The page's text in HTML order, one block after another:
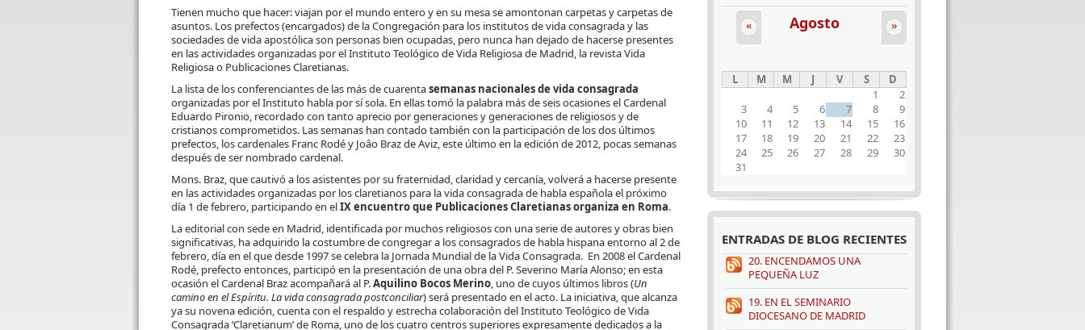
Tienen mucho que hacer: viajan por el mundo entero y en su mesa se amontonan carpetas y carpetas de
asuntos. Los prefectos (encargados) de la Congregación para los institutos de vida consagrada y las
sociedades de vida apostólica son personas bien ocupadas, pero nunca han dejado de hacerse presentes
en las actividades organizadas por el Instituto Teológico de Vida Religiosa de Madrid, la revista Vida
Religiosa o Publicaciones Claretianas.
La lista de los conferenciantes de las más de cuarentasemanas nacionales de vida consagrada
organizadas por el Instituto habla por sí sola. En ellas tomó la palabra más de seis ocasiones el Cardenal
Eduardo Pironio, recordado con tanto aprecio por generaciones y generaciones de religiosos y de
cristianos comprometidos. Las semanas han contado también con la participación de los dos últimos
prefectos, los cardenales Franc Rodé y Joâo Braz de Aviz, este último en la edición de 2012, pocas semanas
después de ser nombrado cardenal.
Mons. Braz, que cautivó a los asistentes por su fraternidad, claridad y cercanía, volverá a hacerse presente
en las actividades organizadas por los claretianos para la vida consagrada de habla española el próximo
día 1 de febrero, participando en elIX encuentro que Publicaciones Claretianas organiza en Roma.
La editorial con sede en Madrid, identificada por muchos religiosos con una serie de autores y obras bien
significativas, ha adquirido la costumbre de congregar a los consagrados de habla hispana entorno al 2 de
febrero, día en el que desde 1997 se celebra la Jornada Mundial de la Vida Consagrada. En 2008 el Cardenal
Rodé, prefecto entonces, participó en la presentación de una obra del P. Severino María Alonso; en esta
ocasión el Cardenal Braz acompañará al P.Aquilino Bocos Merino, uno de cuyos últimos libros (Un
camino en el Espíritu. La vida consagrada postconciliar) será presentado en el acto. La iniciativa, que alcanza
ya su novena edición, cuenta con el respaldo y estrecha colaboración del Instituto Teológico de Vida
Consagrada ‘Claretianum’ de Roma, uno de los cuatro centros superiores expresamente dedicados a la
Agosto
« »
L M M J V S
D
1
2
3
4 5 6 7 8
9
10
11 12 13 14 15
16
17
18 19 20 21 22
23
24
25 26 27 28 29
30
31
ENTRADAS DE BLOG RECIENTES
20. ENCENDAMOS UNA
PEQUEÑA LUZ
19. EN EL SEMINARIO
DIOCESANO DE MADRID